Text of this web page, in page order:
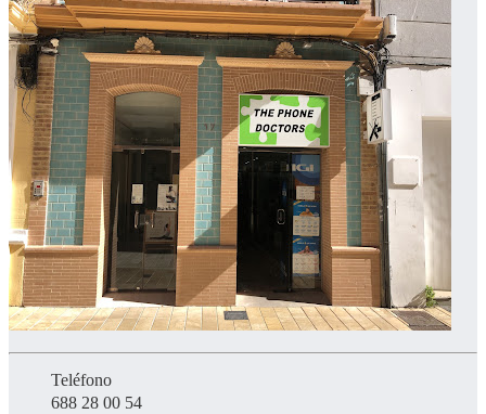
Teléfono
688 28 00 54